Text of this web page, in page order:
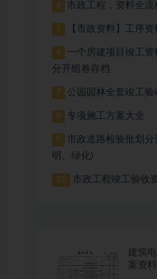
4 市政工程，资料全流
5 【市政资料】工序资
6
一个房建项目竣工
分开组卷存档
7 公园园林全套竣工验
8 专项施工方案大全
9
市政道路检验批划
明、绿化)
10 市政工程竣工验收
建筑
案资料